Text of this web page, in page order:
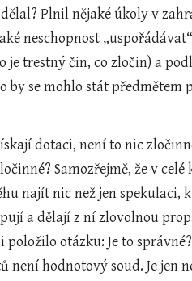
Plnil nějaké úkoly v
neschopnost
je trestný čin, co zločin) a
by se mohlo stát předmětem
dotaci, není to nic
Samozřejmě, že v celé
najít nic než jen spekulaci,
a dělají z ní zlovolnou
otázku: Je to
hodnotový soud. Je jen